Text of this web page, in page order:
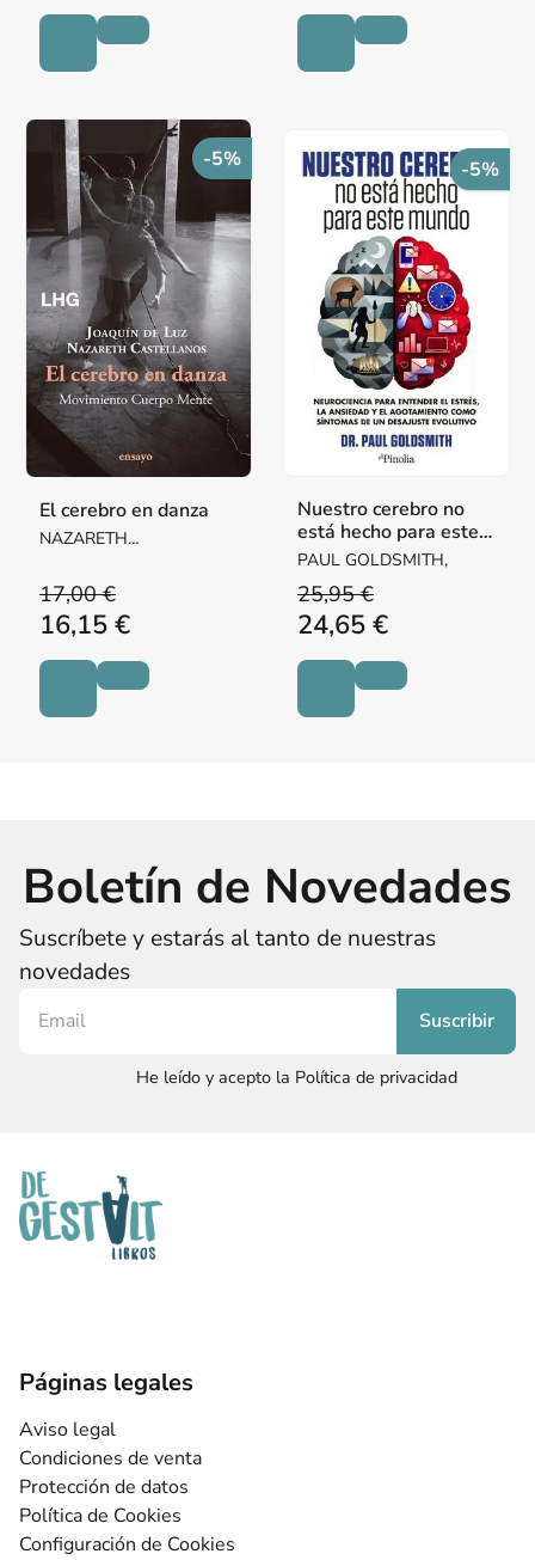
-5%
El cerebro en danza
NAZARETH
JOAQUÍN DE LUZ
17,00 €
16,15 €
-5%
Nuestro cerebro no
está hecho para este
mundo
PAUL GOLDSMITH,
25,95 €
24,65 €
Boletín de Novedades
Suscríbete y estarás al tanto de nuestras
novedades
He leído y acepto la Política de privacidad
Páginas legales
Aviso legal
Condiciones de venta
Protección de datos
Política de Cookies
Configuración de Cookies